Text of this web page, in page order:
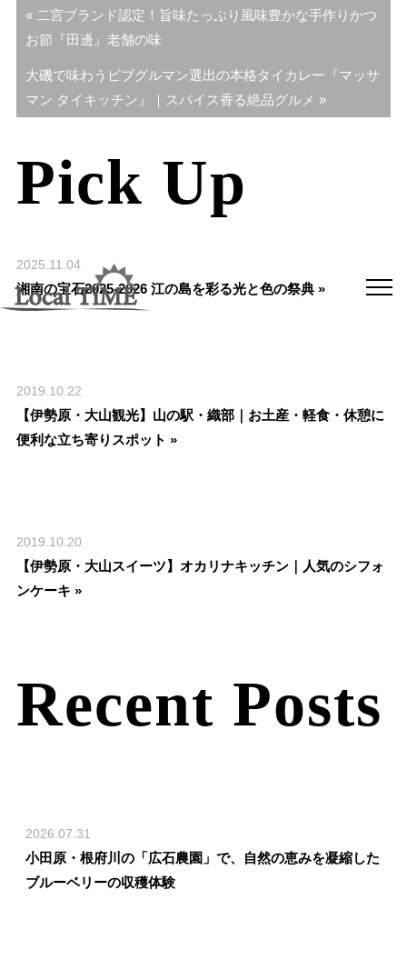
« 二宮ブランド認定！旨味たっぷり風味豊かな手作りかつ
お節『田邊』老舗の味
大磯で味わうビブグルマン選出の本格タイカレー『マッサ
マン タイキッチン』｜スパイス香る絶品グルメ »
Pick Up
2025.11.04
湘南の宝石2025-2026 江の島を彩る光と色の祭典 »
2019.10.22
【伊勢原・大山観光】山の駅・織部｜お土産・軽食・休憩に
便利な立ち寄りスポット »
2019.10.20
【伊勢原・大山スイーツ】オカリナキッチン｜人気のシフォ
ンケーキ »
Recent Posts
2026.07.31
小田原・根府川の「広石農園」で、自然の恵みを凝縮した
ブルーベリーの収穫体験